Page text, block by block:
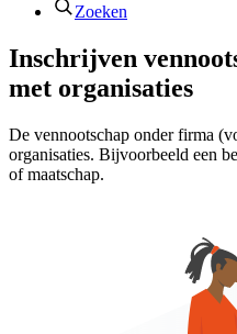
Zoeken
Inschrijven
met organisaties
De vennootschap onder firma
organisaties. Bijvoorbeeld een
of maatschap.